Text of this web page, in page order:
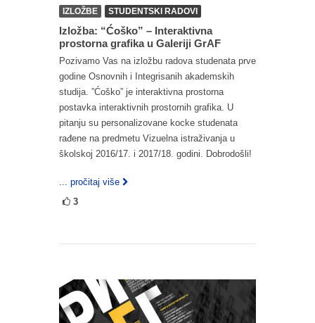
IZLOŽBE STUDENTSKI RADOVI
Izložba: “Ćoško” – Interaktivna
prostorna grafika u Galeriji GrAF
Pozivamo Vas na izložbu radova studenata prve
godine Osnovnih i Integrisanih akademskih
studija. ”Ćoško” je interaktivna prostorna
postavka interaktivnih prostornih grafika. U
pitanju su personalizovane kocke studenata
rađene na predmetu Vizuelna istraživanja u
školskoj 2016/17. i 2017/18. godini. Dobrodošli!
... pročitaj više
3